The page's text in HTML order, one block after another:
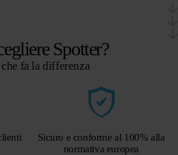
Spotter?
che fa la differenza
Sicuro e conforme al 100% alla
normativa europea